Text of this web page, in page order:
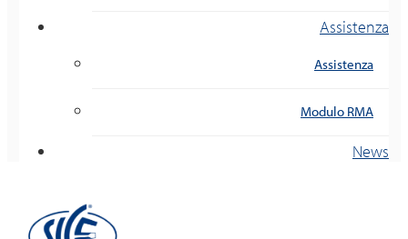
Assistenza
Assistenza
Modulo RMA
News